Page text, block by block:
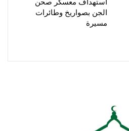
استهداف معسكر صحن
الجن بصواريخ وطائرات
مسيرة